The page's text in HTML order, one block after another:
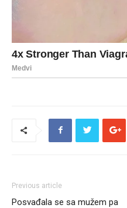
Previous article
Posvađala se sa mužem pa